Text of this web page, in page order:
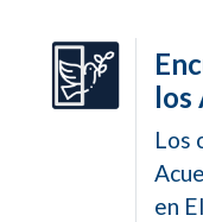
los
Los
en